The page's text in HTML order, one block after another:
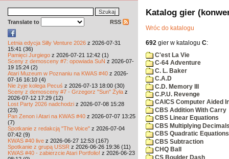
Translate to RSS
Letnia edycja Silly Venture 2026 z 2026-07-31
15:41 (36)
Pamięci Jurgiego z 2026-07-21 12:42 (1)
Sceny z demosceny #7: opowiada SuN z 2026-07-
19 15:24 (2)
Atari Muzeum w Poznaniu na KWAS #40 z 2026-
07-16 16:10 (4)
Nie żyje kolega Pecuś z 2026-07-13 18:00 (30)
Sceny z demosceny #7 - Grzegorz "Sun" Żyła z
2026-07-12 17:29 (12)
Lost Party 2026 nadchodzi z 2026-07-08 15:28
(23)
Pan Zenon i Atari na KWAS #40 z 2026-07-07 13:25
(7)
Spotkanie z redakcją "The Voice" z 2026-07-04
07:42 (9)
KWAS #40 live z 2026-06-27 12:53 (167)
Spotkanie z grupą USSR z 2026-06-26 19:36 (11)
KWAS #40 - zabierzcie Atari Portfolio! z 2026-06-23
Katalog gier
Wróc do katalogu
692 gier w katalogu C:
C'est La Vie
C-64 Adventure
C. L. Baker
C.A.D
C.D. Memory III
C.P.U. Revenge
CAICS Computer Aided
CBS Addition With Carry
CBS Linear Equations
CBS Multiplying
CBS Quadratic Equations
CBS Subtraction
CHQ Ball
CS Boulder Dash